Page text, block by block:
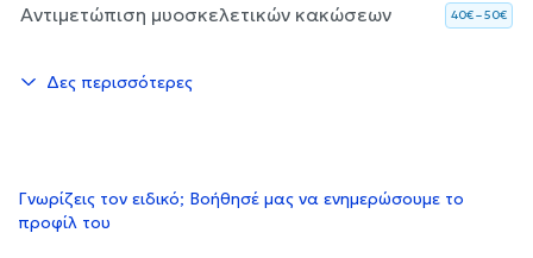
Αντιμετώπιση μυοσκελετικών κακώσεων 40€ – 50€
Δες περισσότερες
Γνωρίζεις τον ειδικό; Βοήθησέ μας να ενημερώσουμε το
προφίλ του